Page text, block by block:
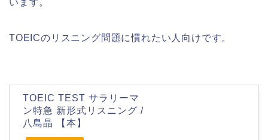
います。
TOEICのリスニング問題に慣れたい人向けです。
TOEIC TEST サラリーマ
ン特急 新形式リスニング /
八島晶 【本】